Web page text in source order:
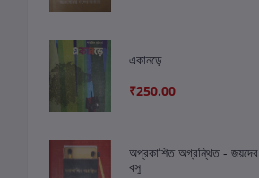
একানড়ে
₹250.00
অপ্রকাশিত অগ্রন্থিত - জয়দেব
বসু